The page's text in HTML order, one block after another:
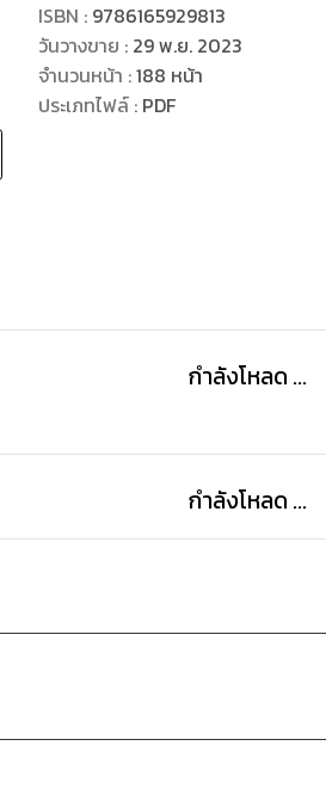
ISBN : 9786165929813
วันวางขาย : 29 พ.ย. 2023
จำนวนหน้า :188 หน้า
ประเภทไฟล์: PDF
กำลังโหลด ...
กำลังโหลด ...